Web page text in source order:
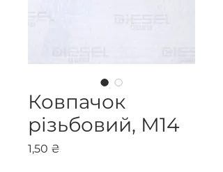
Ковпачок
різьбовий, М14
1,50 ₴